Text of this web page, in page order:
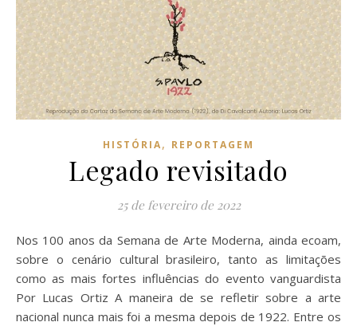
HISTÓRIA, REPORTAGEM
Legado revisitado
25 de fevereiro de 2022
Nos 100 anos da Semana de Arte Moderna, ainda ecoam,
sobre o cenário cultural brasileiro, tanto as limitações
como as mais fortes influências do evento vanguardista
Por Lucas Ortiz A maneira de se refletir sobre a arte
nacional nunca mais foi a mesma depois de 1922. Entre os